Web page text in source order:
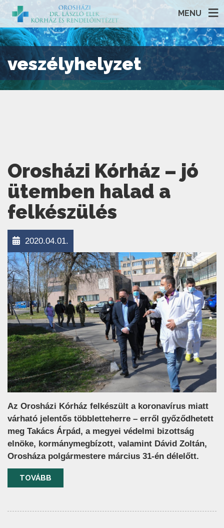
MENU
veszélyhelyzet
Orosházi Kórház – jó
ütemben halad a
felkészülés
2020.04.01.
Az Orosházi Kórház felkészült a koronavírus miatt
várható jelentős többletteherre – erről győződhetett
meg Takács Árpád, a megyei védelmi bizottság
elnöke, kormánymegbízott, valamint Dávid Zoltán,
Orosháza polgármestere március 31-én délelőtt.
TOVÁBB